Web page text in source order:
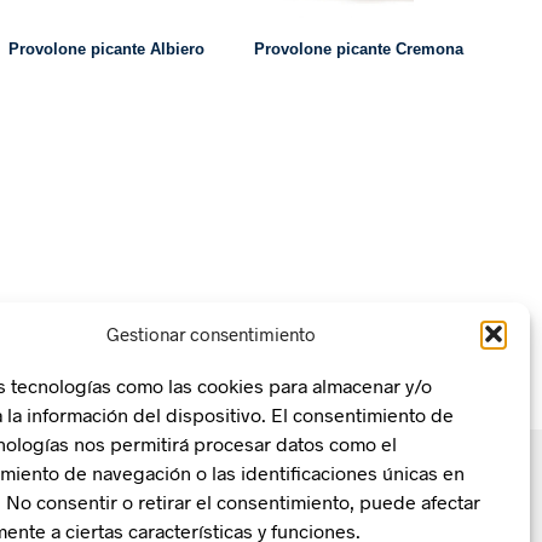
Gestionar consentimiento
tecnologías como las cookies para almacenar y/o
la información del dispositivo. El consentimiento de
nos permitirá procesar datos como el
de navegación o las identificaciones únicas en
No consentir o retirar el consentimiento, puede afectar
a ciertas características y funciones.
Provolone picante Albiero Provolone picante Cremona